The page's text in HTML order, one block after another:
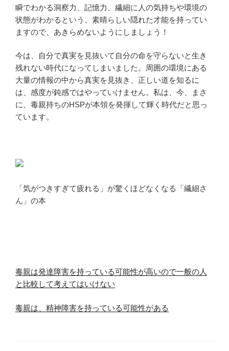
瞬でわかる洞察力、記憶力、繊細に人の気持ちや環境の
状態がわかるという、素晴らしい隠れた才能を持ってい
ますので、あきらめないようにしましょう！
今は、自分で真実を見抜いて自分の命を守らないと生き
残れない時代になってしまいました。周囲の環境にある
大量の情報の中から真実を見抜き、正しい道を知るに
は、感度が鈍感ではやっていけません。私は、今、まさ
に、毒親持ちのHSPが本領を発揮して輝く時代だと思っ
ています。
「気がつきすぎて疲れる」が驚くほどなくなる「繊細さ
ん」の本
毒親は発達障害を持っている可能性が高いので一般の人
と比較して考えてはいけない
毒親は、精神障害を持っている可能性がある